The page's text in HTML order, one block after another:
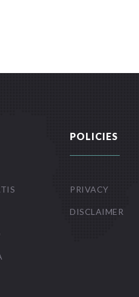
POLICIES
PRIVACY
DISCLAIMER